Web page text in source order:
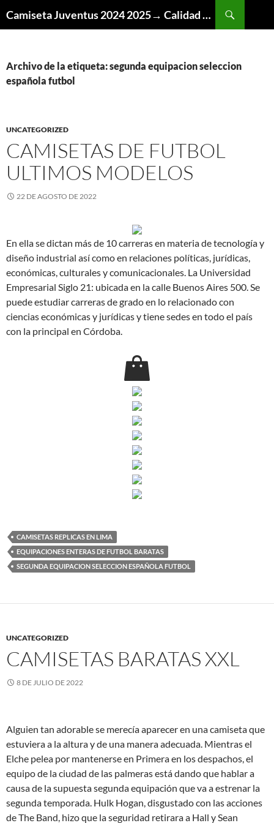
Camiseta Juventus 2024 2025→ Calidad Thai AAA
Archivo de la etiqueta: segunda equipacion seleccion
española futbol
UNCATEGORIZED
CAMISETAS DE FUTBOL
ULTIMOS MODELOS
22 DE AGOSTO DE 2022
En ella se dictan más de 10 carreras en materia de tecnología y
diseño industrial así como en relaciones políticas, jurídicas,
económicas, culturales y comunicacionales. La Universidad
Empresarial Siglo 21: ubicada en la calle Buenos Aires 500. Se
puede estudiar carreras de grado en lo relacionado con
ciencias económicas y jurídicas y tiene sedes en todo el país
con la principal en Córdoba.
CAMISETAS REPLICAS EN LIMA
EQUIPACIONES ENTERAS DE FUTBOL BARATAS
SEGUNDA EQUIPACION SELECCION ESPAÑOLA FUTBOL
UNCATEGORIZED
CAMISETAS BARATAS XXL
8 DE JULIO DE 2022
Alguien tan adorable se merecía aparecer en una camiseta que
estuviera a la altura y de una manera adecuada. Mientras el
Elche pelea por mantenerse en Primera en los despachos, el
equipo de la ciudad de las palmeras está dando que hablar a
causa de la supuesta segunda equipación que va a estrenar la
segunda temporada. Hulk Hogan, disgustado con las acciones
de The Band, hizo que la seguridad retirara a Hall y Sean